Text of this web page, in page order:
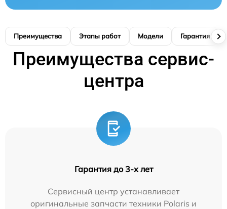
Преимущества Этапы работ Модели Гарантия
Преимущества сервис-
центра
Гарантия до 3-х лет
Сервисный центр устанавливает
оригинальные запчасти техники Polaris и